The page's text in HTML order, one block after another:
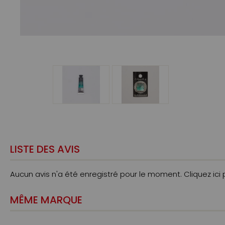
LISTE DES AVIS
Aucun avis n'a été enregistré pour le moment. Cliquez ici
MÊME MARQUE